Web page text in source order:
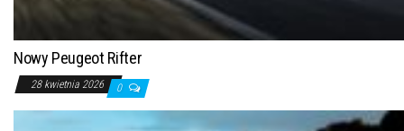
Nowy Peugeot Rifter
28 kwietnia 2026 0